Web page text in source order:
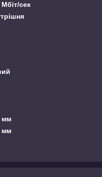
сек
мм
мм